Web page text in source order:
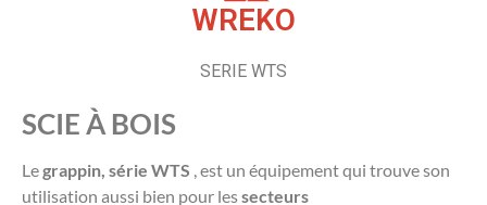
WREKO
SERIE WTS
SCIE À BOIS
Legrappin, série WTS , est un équipement qui trouve son
utilisation aussi bien pour lessecteurs